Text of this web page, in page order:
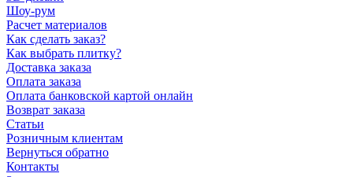
Шоу-рум
Расчет материалов
Как сделать заказ?
Как выбрать плитку?
Доставка заказа
Оплата заказа
Оплата банковской картой онлайн
Возврат заказа
Статьи
Розничным клиентам
Вернуться обратно
Контакты